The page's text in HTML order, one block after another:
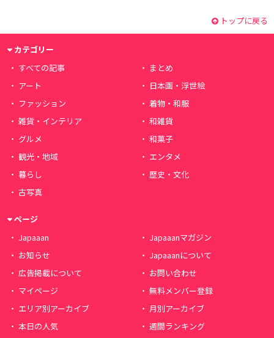
トップに戻る
カテゴリー
すべての記事
まとめ
アート
日本画・浮世絵
ファッション
着物・和服
雑貨・インテリア
和雑貨
グルメ
和菓子
観光・地域
エンタメ
暮らし
歴史・文化
古写真
ページ
Japaaan
Japaaanマガジン
お知らせ
Japaaanについて
広告掲載について
お問い合わせ
マイページ
無料メンバー登録
エリア別アーカイブ
月別アーカイブ
本日の人気
週間ランキング